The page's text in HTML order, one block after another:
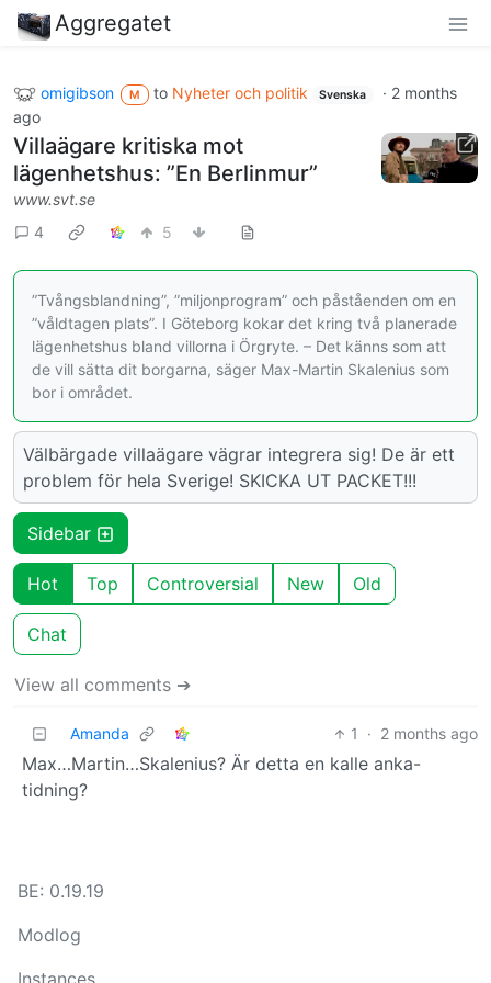
Aggregatet
omigibson M to Nyheter och politik Svenska · 2 months
ago
Villaägare kritiska mot
lägenhetshus: ”En Berlinmur”
www.svt.se
4
5
”Tvångsblandning”, ”miljonprogram” och påståenden om en
”våldtagen plats”. I Göteborg kokar det kring två planerade
lägenhetshus bland villorna i Örgryte. – Det känns som att
de vill sätta dit borgarna, säger Max-Martin Skalenius som
bor i området.
Välbärgade villaägare vägrar integrera sig! De är ett
problem för hela Sverige! SKICKA UT PACKET!!!
Sidebar
Hot Top Controversial New Old
Chat
View all comments ➔
Amanda 1 · 2 months ago
Max…Martin…Skalenius? Är detta en kalle anka-
tidning?
BE: 0.19.19
Modlog